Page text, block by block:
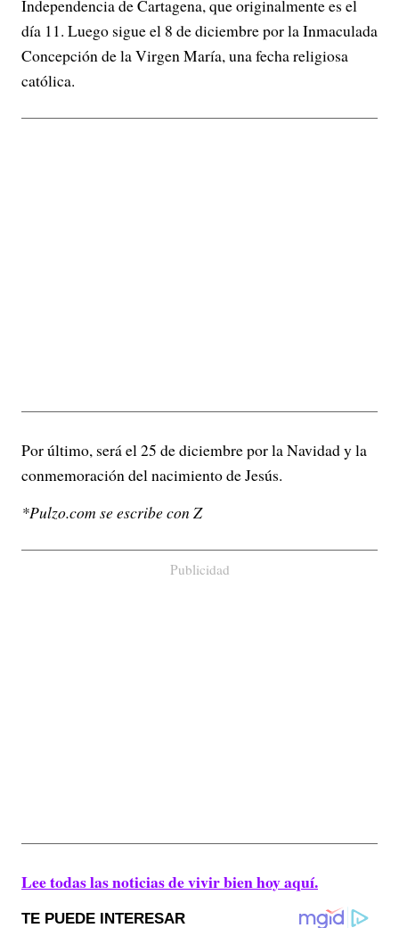
Independencia de Cartagena, que originalmente es el
día 11. Luego sigue el 8 de diciembre por la Inmaculada
Concepción de la Virgen María, una fecha religiosa
católica.
Por último, será el 25 de diciembre por la Navidad y la
conmemoración del nacimiento de Jesús.
*Pulzo.com se escribe con Z
Publicidad
Lee todas las noticias de vivir bien hoy aquí.